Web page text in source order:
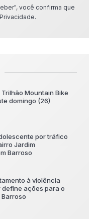
você confirma que
Mountain Bike
domingo (26)
por tráfico
Jardim
Barroso
à violência
ações para o
Barroso